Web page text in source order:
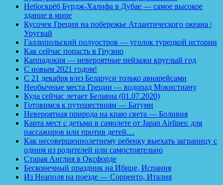
Небоскрёб Бурдж-Халифа в Дубае — самое высокое
здание в мире
Кусочек Греции на побережье Атлантического океана |
Уругвай
Галлипольский полуостров — уголок турецкой истории
Как сейчас попасть в Грузию
Каппадокия — невероятные пейзажи круглый год
С новым 2021 годом!
С 21 декабря в/из Беларуси только авиарейсами
Необычные места Греции — водопад Мокистиану
Куда сейчас летает Белавиа (01.07.2020)
Готовимся к путешествиям — Батуми
Невероятная природа на краю света — Боливия
Карта мест с детьми в самолете от Japan Airlines: для
пассажиров или против детей…
Как несовершеннолетнему ребенку выехать заграницу с
одним из родителей или самостоятельно
Старая Англия в Оксфорде
Бесконечный праздник на Ибице, Испания
Из Неаполя на поезде — Сорренто, Италия